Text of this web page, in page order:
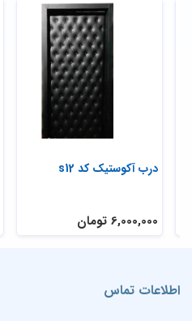
درب آکوستیک کد s12
6,000,000 تومان
اطلاعات تماس